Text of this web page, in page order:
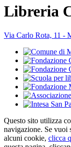
Libreria
Via Carlo Rota, 11 -
Questo sito utilizza
navigazione. Se vuoi
alcuni cookie, clicca